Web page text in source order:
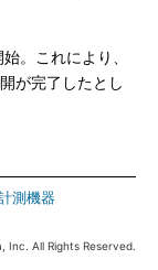
。これにより、
が完了したとし
測機器
Inc. All Rights Reserved.